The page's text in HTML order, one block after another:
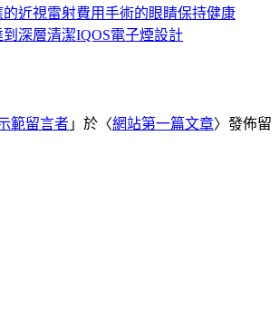
的近視雷射費用手術的眼睛保持健康
深層清潔IQOS電子煙設計
範留言者 」於〈網站第一篇文章〉發佈留